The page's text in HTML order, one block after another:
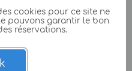
cookies pour ce site ne
pouvons garantir le bon
réservations.